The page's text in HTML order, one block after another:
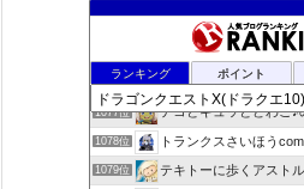
ランキング ポイント
咲くやこのはな
1076位 ドラクエ10ラウラの日
1077位 デコとギュッとどわこ
1078位 トランクスさいほうcom
1079位 テキトーに歩くアスト